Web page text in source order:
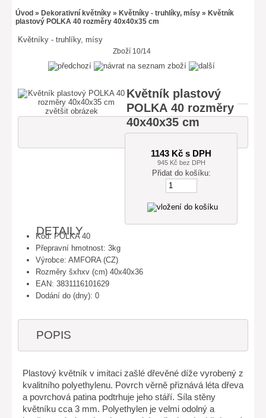
Úvod » Dekorativní květníky » Květníky - truhlíky, mísy » Květník
plastový POLKA 40 rozměry 40x40x35 cm
Květníky - truhlíky, mísy
Zboží 10/14
zvětšit obrázek
Květník plastový
POLKA 40 rozměry
40x40x35 cm
1143 Kč s DPH
945 Kč bez DPH
DETAILY
Kód: POLKA 40
Přepravní hmotnost: 3kg
Výrobce: AMFORA (CZ)
Rozměry šxhxv (cm) 40x40x36
EAN: 3831116101629
Dodání do (dny): 0
POPIS
Plastový květník v imitaci zašlé dřevěné díže vyrobený z
kvalitního polyethylenu. Povrch věrně přiznává léta dřeva
a povrchová patina podtrhuje jeho stáří. Síla stěny
květníku cca 3 mm. Polyethylen je velmi odolný a